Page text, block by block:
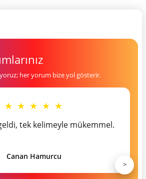
her yorum bize yol gösterir.
★ ★ ★ ★ ★
tek kelimeyle mükemmel.
Canan Hamurcu
>